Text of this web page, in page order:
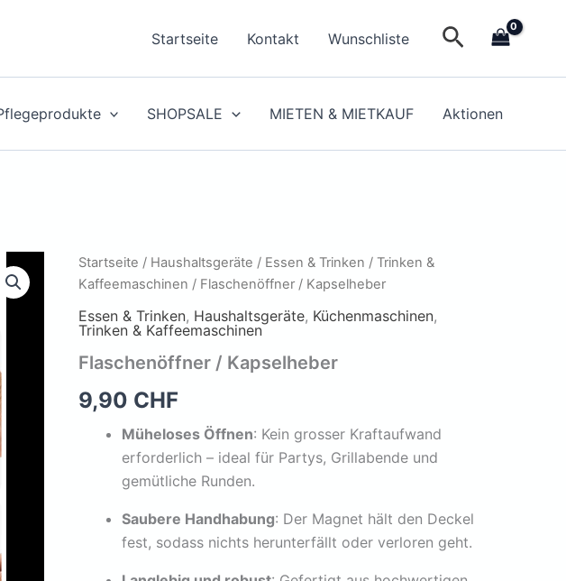
Startseite Kontakt Wunschliste Suchen
SHOPSALE MIETEN & MIETKAUF Aktionen
Startseite / Haushaltsgeräte / Essen & Trinken / Trinken &
Kaffeemaschinen / Flaschenöffner / Kapselheber
Essen & Trinken, Haushaltsgeräte, Küchenmaschinen,
Trinken & Kaffeemaschinen
Flaschenöffner / Kapselheber
9,90 CHF
Müheloses Öffnen: Kein grosser Kraftaufwand
erforderlich – ideal für Partys, Grillabende und
gemütliche Runden.
Saubere Handhabung: Der Magnet hält den Deckel
fest, sodass nichts herunterfällt oder verloren geht.